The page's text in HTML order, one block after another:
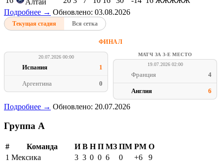
Алтай
Подробнее → Обновлено: 03.08.2026
Текущая стадия Вся сетка
ФИНАЛ
20.07.2026 00:00
Испания 1
Аргентина 0
МАТЧ ЗА 3-Е МЕСТО
19.07.2026 02:00
Франция 4
Англия 6
Подробнее → Обновлено: 20.07.2026
Группа A
# Команда И В Н П МЗ ПМ РМ О
1 Мексика 3 3 0 0 6 0 +6
9